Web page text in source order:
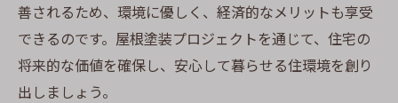
善されるため、環境に優しく、経済的なメリットも享受
できるのです。屋根塗装プロジェクトを通じて、住宅の
将来的な価値を確保し、安心して暮らせる住環境を創り
出しましょう。